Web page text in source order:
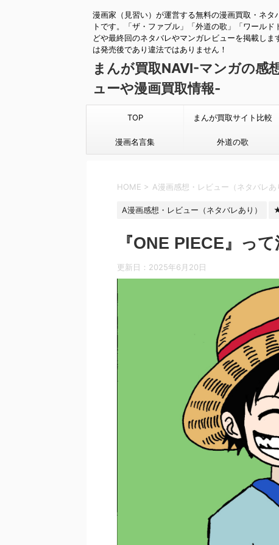
漫画家（見習い）が運営する無料の漫画買取・ネタ
トです。「ザ・ファブル」「外道の歌」「ワールド
どや最終回のネタバレやマンガレビューを掲載しま
は発売後であり違法ではありません！
まんが買取NAVI-マンガの感
ューや漫画買取情報-
TOP まんが買取サイト比較
漫画名言集 外道の歌
HOME > A漫画感想・レビュー（ネタバレあ
A漫画感想・レビュー（ネタバレあり）
『ONE PIECE』っ
更新日： 2025年6月20日